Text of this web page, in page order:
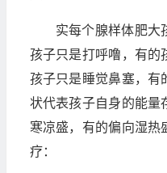
实每个腺样体肥大
孩子只是打呼噜，有的
孩子只是睡觉鼻塞，有
状代表孩子自身的能量
寒凉盛，有的偏向湿热
疗：